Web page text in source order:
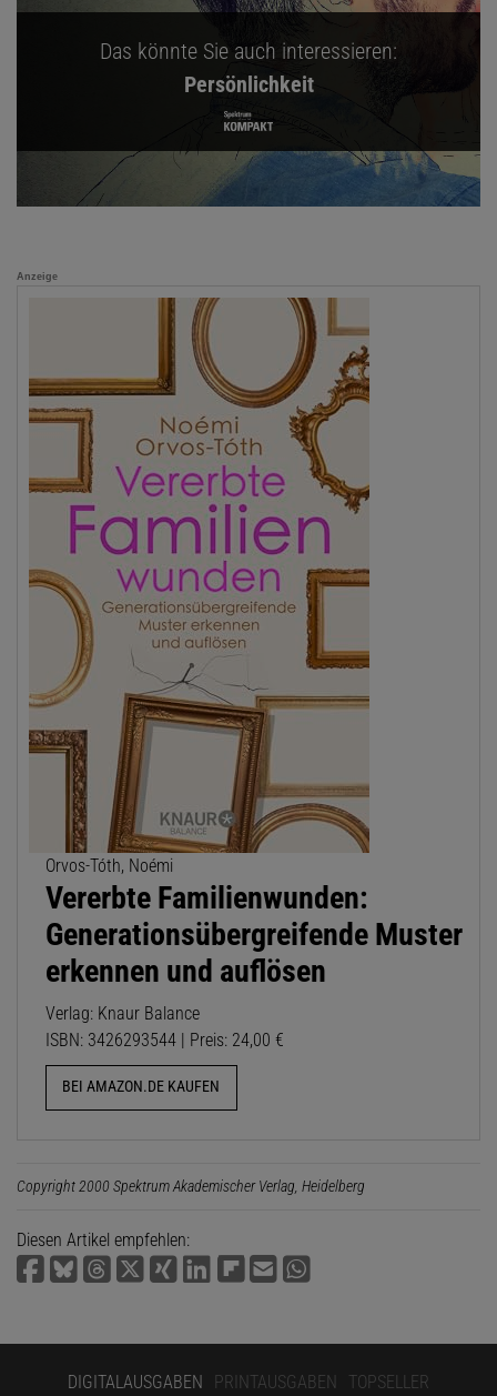
Das könnte Sie auch interessieren:
Persönlichkeit
Anzeige
Orvos-Tóth, Noémi
Vererbte Familienwunden:
Generationsübergreifende Muster
erkennen und auflösen
Verlag: Knaur Balance
ISBN: 3426293544 | Preis: 24,00 €
BEI AMAZON.DE KAUFEN
Copyright 2000 Spektrum Akademischer Verlag, Heidelberg
Diesen Artikel empfehlen:
DIGITALAUSGABEN PRINTAUSGABEN TOPSELLER